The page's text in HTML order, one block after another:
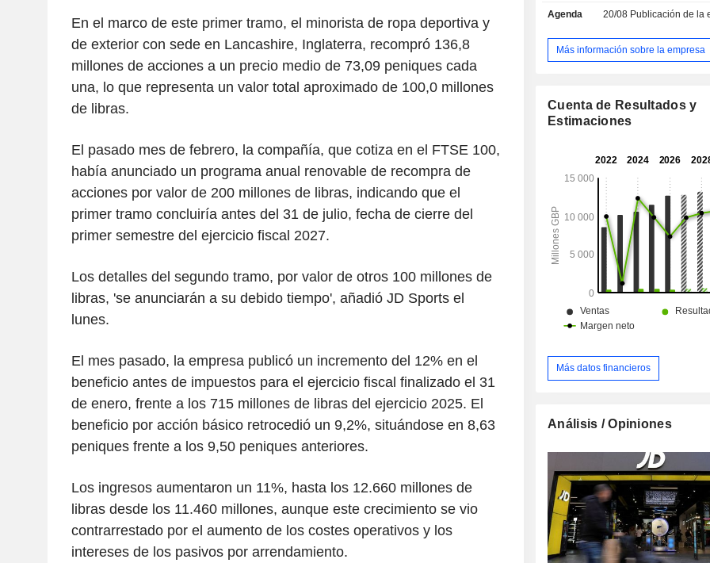
En el marco de este primer tramo, el minorista de ropa deportiva y
de exterior con sede en Lancashire, Inglaterra, recompró 136,8
millones de acciones a un precio medio de 73,09 peniques cada
una, lo que representa un valor total aproximado de 100,0 millones
de libras.
El pasado mes de febrero, la compañía, que cotiza en el FTSE 100,
había anunciado un programa anual renovable de recompra de
acciones por valor de 200 millones de libras, indicando que el
primer tramo concluiría antes del 31 de julio, fecha de cierre del
primer semestre del ejercicio fiscal 2027.
Los detalles del segundo tramo, por valor de otros 100 millones de
libras, 'se anunciarán a su debido tiempo', añadió JD Sports el
lunes.
El mes pasado, la empresa publicó un incremento del 12% en el
beneficio antes de impuestos para el ejercicio fiscal finalizado el 31
de enero, frente a los 715 millones de libras del ejercicio 2025. El
beneficio por acción básico retrocedió un 9,2%, situándose en 8,63
peniques frente a los 9,50 peniques anteriores.
Los ingresos aumentaron un 11%, hasta los 12.660 millones de
libras desde los 11.460 millones, aunque este crecimiento se vio
contrarrestado por el aumento de los costes operativos y los
intereses de los pasivos por arrendamiento.
deportiva y casual de marca,
marcas Finish Line, JD Gyms, Size?,
y Livestock. Su segmento
ropa urbana que mantiene un
comunidades en las que se ubican
deportiva de marca ubicado en la
de los Estados Unidos. Shoe Palace
más de 200 tiendas. Los segmentos
deportivos y actividades al aire
Sport Zone, Sprinter, Go
Naylors, Tiso, Ultimate Outdoors
Republic.
Agenda 20/08 Publicación de la evolución de la
Más información sobre la empresa
Cuenta de Resultados y
Estimaciones
Más datos financieros
Análisis / Opiniones